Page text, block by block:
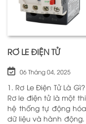
RƠ LE ĐIỆN TỬ
06 Tháng 04, 2025
1. Rơ Le Điện Tử Là Gì? Định Nghĩa và Nguyên Lý Hoạt Động
Rơ le điện tử là một
hệ thống tự động
dữ liệu và hành động.